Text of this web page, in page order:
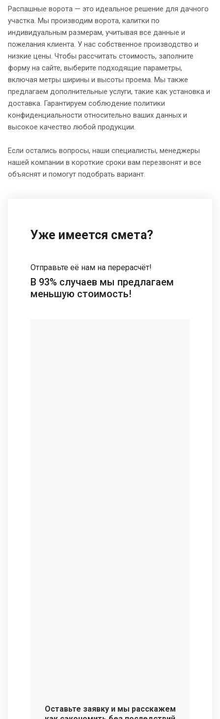
Распашные ворота — это идеальное решение для дачного
участка. Мы производим ворота, калитки по
индивидуальным размерам, учитывая все данные и
пожелания клиента. У нас собственное производство и
низкие цены. Чтобы рассчитать стоимость, заполните
форму на сайте, выберите подходящие параметры,
включая метры ширины и высоты проема. Мы также
предлагаем дополнительные услуги, такие как установка и
доставка. Гарантируем соблюдение политики
конфиденциальности относительно ваших данных и
высокое качество любой продукции.
Если остались вопросы, наши специалисты, менеджеры
нашей компании в короткие сроки вам перезвонят и все
объяснят и помогут подобрать вариант.
Уже имеется смета?
Отправьте её нам на перерасчёт!
В 93% случаев мы предлагаем
меньшую стоимость!
Оставьте заявку и мы расскажем